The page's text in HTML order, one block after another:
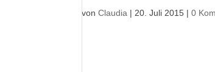
vonClaudia | 20. Juli 2015 |0